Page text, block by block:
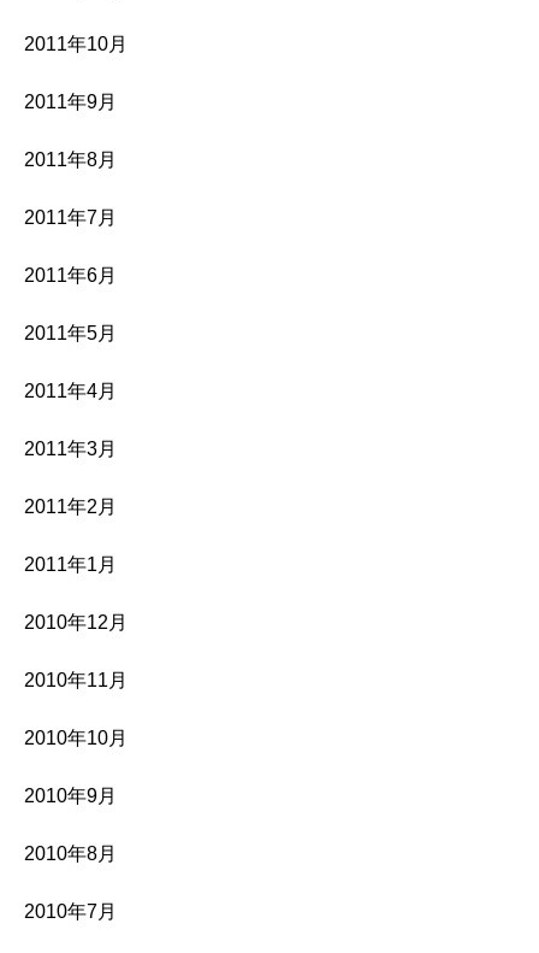
2011年10月
2011年9月
2011年8月
2011年7月
2011年6月
2011年5月
2011年4月
2011年3月
2011年2月
2011年1月
2010年12月
2010年11月
2010年10月
2010年9月
2010年8月
2010年7月